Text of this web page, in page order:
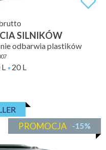
SILNIKÓW
odbarwia plastików
20 L
PROMOCJA -15%